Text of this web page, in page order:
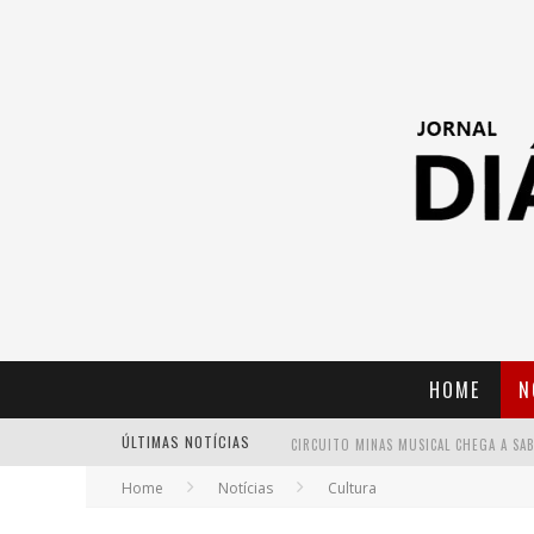
HOME
ÚLTIMAS NOTÍCIAS
Home Notícias Cultura